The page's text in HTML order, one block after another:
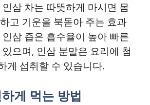
삼 차는 따뜻하게 마시면 몸
고 기운을 북돋아 주는 효과
삼 즙은 흡수율이 높아 빠른
으며, 인삼 분말은 요리에 첨
게 섭취할 수 있습니다.
게 먹는 방법